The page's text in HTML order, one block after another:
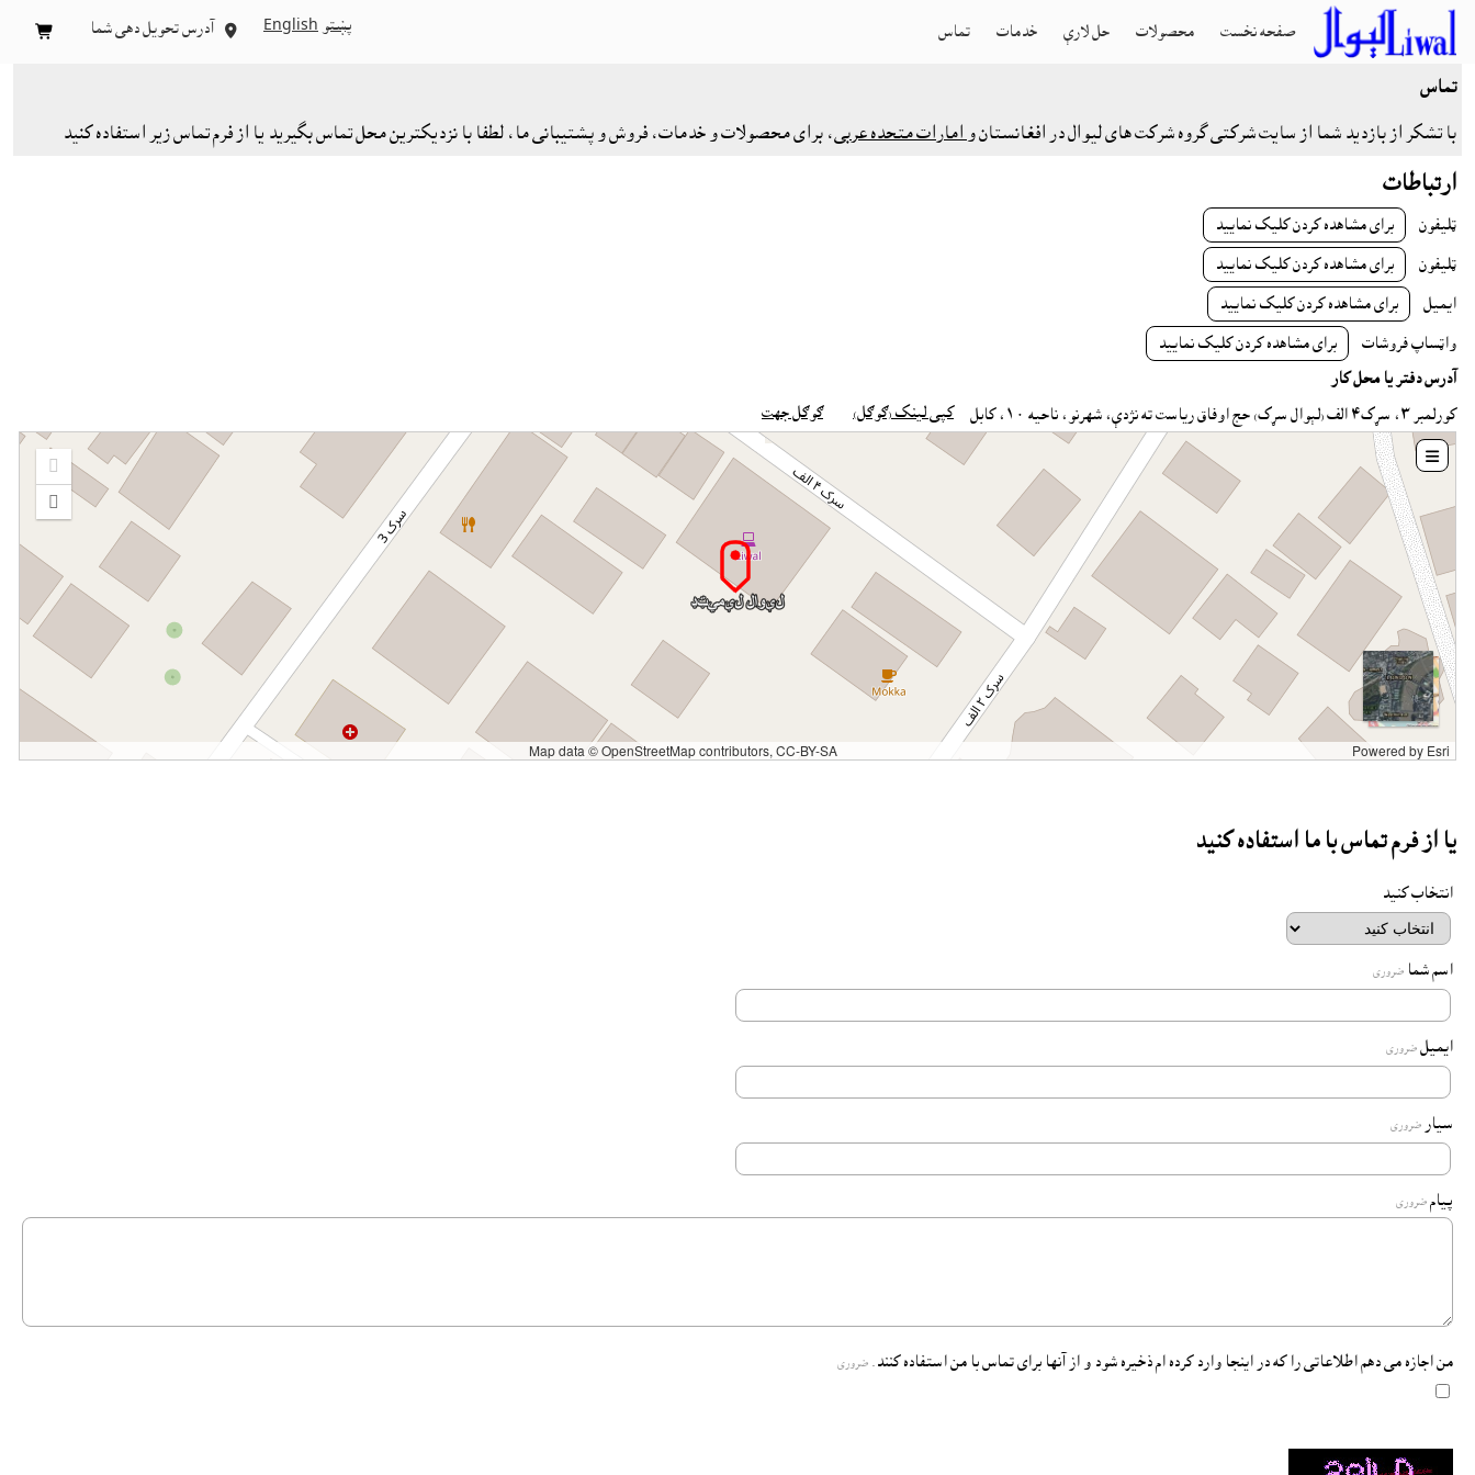
صفحه نخست محصولات حل لارې خدمات تماس پښتو English
 آدرس تحویل دهی شما 
تماس
با تشکر از بازدید شما از سایت شرکتی گروه شرکت های لیوال در افغانستان و امارات متحده عربی ، برای محصولات و خدمات، فروش و پشتیبانی ما، لطفا با نزدیکترین محل تماس بگیرید یا از فرم تماس زیر استفاده کنید
ارتباطات
ټليفون براى مشاهده کردن کليک نماييد
ټليفون براى مشاهده کردن کليک نماييد
ايميل براى مشاهده کردن کليک نماييد
واټساپ فروشات براى مشاهده کردن کليک نماييد
آدرس دفتر یا محل کار
کورلمبر ٣، سړک٤ الف (لېوال سړک) حج اوفاق رياست ته نژدې، شهرنو، ناحيه ١٠، کابل کپی لینک (ګوګل) ګوګل جهت
Zoom
in
Zoom
Map data © OpenStreetMap contributors, CC-BY-SA Powered by Esri

يا از فرم تماس با ما استفاده کنيد
انتخاب کنيد
اسم شما ضروری
ايميل ضروری
سیار ضروری
پیام ضروری
من اجازه می دهم اطلاعاتی را که در اینجا وارد کرده ام ذخیره شود و از آنها برای تماس با من استفاده کنند. ضروری